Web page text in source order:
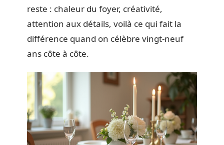
reste : chaleur du foyer, créativité,
attention aux détails, voilà ce qui fait la
différence quand on célèbre vingt-neuf
ans côte à côte.